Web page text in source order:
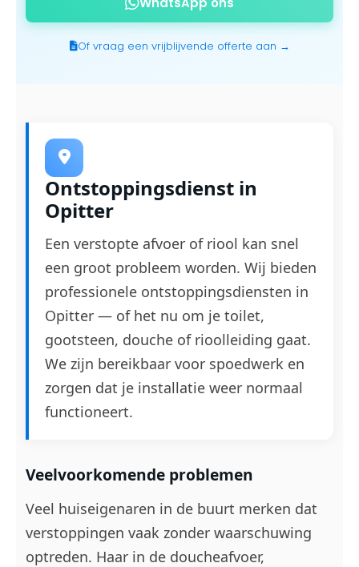
Of vraag een vrijblijvende offerte aan →
Ontstoppingsdienst in
Opitter
Een verstopte afvoer of riool kan snel
een groot probleem worden. Wij bieden
professionele ontstoppingsdiensten in
Opitter — of het nu om je toilet,
gootsteen, douche of rioolleiding gaat.
We zijn bereikbaar voor spoedwerk en
zorgen dat je installatie weer normaal
functioneert.
Veelvoorkomende problemen
Veel huiseigenaren in de buurt merken dat
verstoppingen vaak zonder waarschuwing
optreden. Haar in de doucheafvoer,